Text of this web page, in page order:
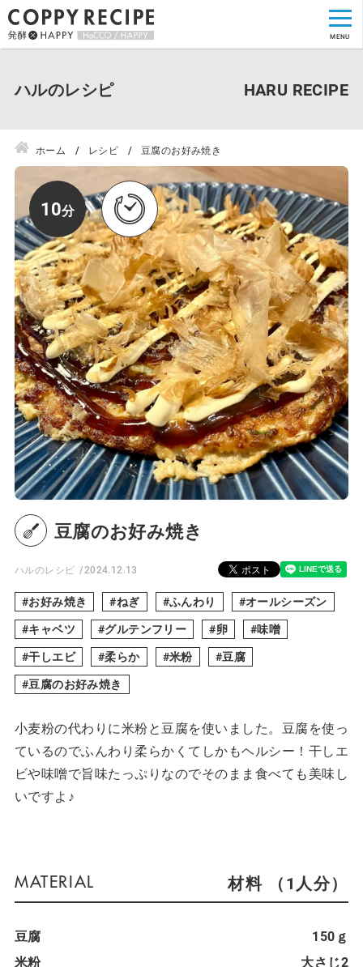
ハルのレシピ
ホーム レシピ 豆腐のお好み焼き
10
豆腐のお好み焼き
ハルのレシピ 2024.12.13
お好み焼き ねぎ ふんわり
オールシーズン
キャベツ
グルテンフリー 卵
味噌
干しエビ
柔らか 米粉
豆腐
豆腐のお好み焼き
小麦粉の代わりに米粉と豆腐を使いました。豆腐を使っ
ているのでふんわり柔らかくてしかもヘルシー！干しエ
ビや味噌で旨味たっぷりなのでそのまま食べても美味し
いですよ♪
材料 （1人分）
豆腐
150ｇ
米粉
大さじ2